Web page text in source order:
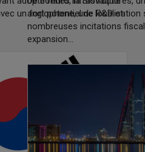
un fort potentiel de R&D et
anglophone, une localisation
nombreuses incitations
expansion...